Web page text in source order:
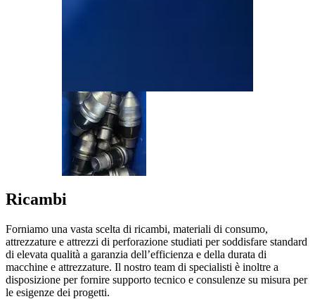
Ricambi
Forniamo una vasta scelta di ricambi, materiali di consumo,
attrezzature e attrezzi di perforazione studiati per soddisfare standard
di elevata qualità a garanzia dell’efficienza e della durata di
macchine e attrezzature. Il nostro team di specialisti è inoltre a
disposizione per fornire supporto tecnico e consulenze su misura per
le esigenze dei progetti.